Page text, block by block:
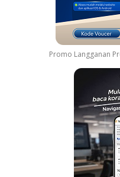
Promo Langganan